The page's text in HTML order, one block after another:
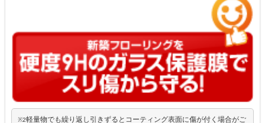
※2軽量物でも繰り返し引きずるとコーティング表面に傷が付く場合がご